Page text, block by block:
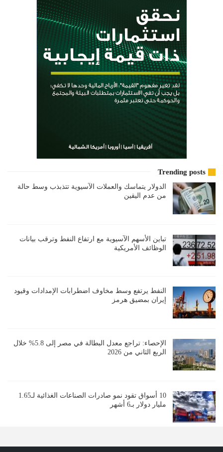
Trending posts
الدولار يتماسك والعملات الآسيوية تتذبذب وسط حالة
من عدم اليقين
تباين الأسهم الآسيوية مع ارتفاع النفط وترقب بيانات
الوظائف الأمريكية
النفط يرتفع وسط مخاوف اضطرابات الإمدادات وقيود
إيران بمضيق هرمز
الإحصاء: تراجع معدل البطالة في مصر إلى 5.8% خلال
الربع الثاني من 2026
10 أسواق تقود نمو صادرات الصناعات الغذائية لـ1.65
مليار دولار بـ6 أشهر